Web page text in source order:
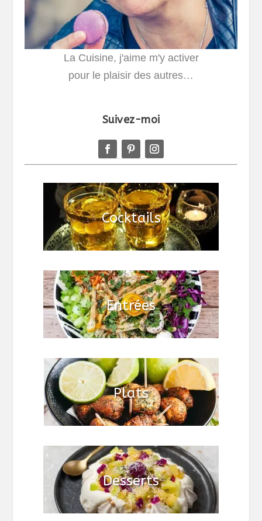
La Cuisine, j'aime m'y activer
pour le plaisir des autres…
Suivez-moi